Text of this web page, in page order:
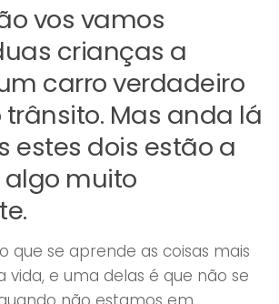
vos vamos
crianças a
carro verdadeiro
Mas anda lá
estes dois estão a
muito
que se aprende as coisas mais
e uma delas é que não se